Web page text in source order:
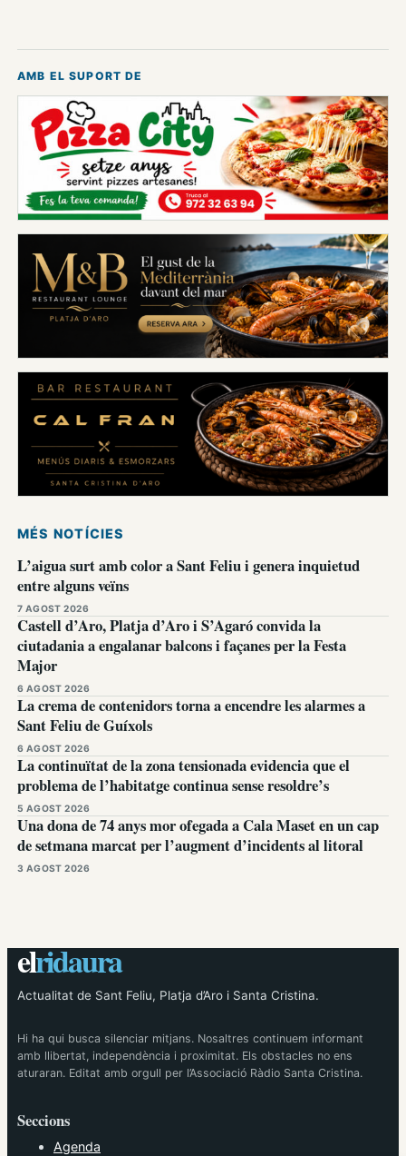
AMB EL SUPORT DE
MÉS NOTÍCIES
L’aigua surt amb color a Sant Feliu i genera inquietud
entre alguns veïns
7 AGOST 2026
Castell d’Aro, Platja d’Aro i S’Agaró convida la
ciutadania a engalanar balcons i façanes per la Festa
Major
6 AGOST 2026
La crema de contenidors torna a encendre les alarmes a
Sant Feliu de Guíxols
6 AGOST 2026
La continuïtat de la zona tensionada evidencia que el
problema de l’habitatge continua sense resoldre’s
5 AGOST 2026
Una dona de 74 anys mor ofegada a Cala Maset en un cap
de setmana marcat per l’augment d’incidents al litoral
3 AGOST 2026
elridaura
Actualitat de Sant Feliu, Platja d’Aro i Santa Cristina.
Hi ha qui busca silenciar mitjans. Nosaltres continuem informant
amb llibertat, independència i proximitat. Els obstacles no ens
aturaran. Editat amb orgull per l’Associació Ràdio Santa Cristina.
Seccions
Agenda